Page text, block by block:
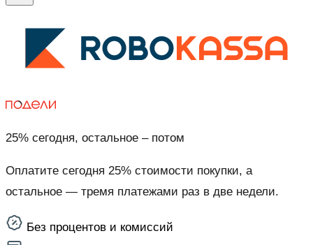
25% сегодня, остальное – потом
Оплатите сегодня 25% стоимости покупки, а
остальное — тремя платежами раз в две недели.
Без процентов и комиссий